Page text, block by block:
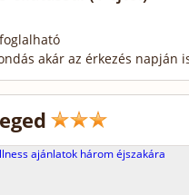
akár az érkezés napján